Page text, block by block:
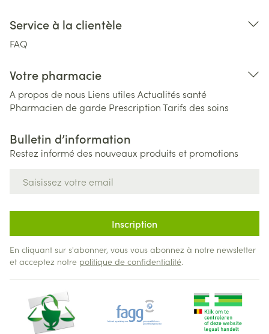
Service à la clientèle
FAQ
Votre pharmacie
A propos de nous Liens utiles Actualités santé
Pharmacien de garde PrescriptionTarifs des soins
Bulletin d’information
Restez informé des nouveaux produits et promotions
Inscription
En cliquant sur s'abonner, vous vous abonnez à notre newsletter
et acceptez notre politique de confidentialité.